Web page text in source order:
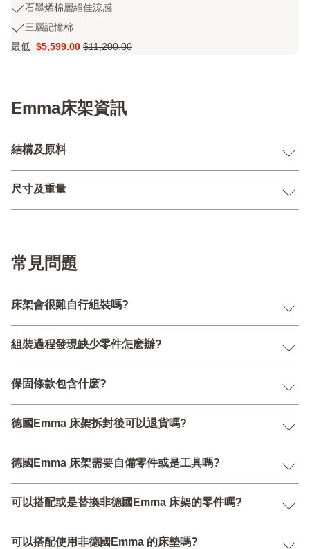
2656
評
調
節
高
度
石
烯
棉
涼
石墨烯棉層絕佳涼感
三
層
記
三層記憶棉
最低
Price
$5,599.00
原
$11,200.00
Emma床架資訊
結構及原料
尺寸及重量
常見問題
床架會很難自行組裝嗎?
組裝過程發現缺少零件怎麽辦?
保固條款包含什麽?
德國Emma 床架拆封後可以退貨嗎?
德國Emma 床架需要自備零件或是工具嗎?
可以搭配或是替換非德國Emma 床架的零件嗎?
可以搭配使用非德國Emma 的床墊嗎?